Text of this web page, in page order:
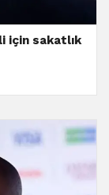
için sakatlık